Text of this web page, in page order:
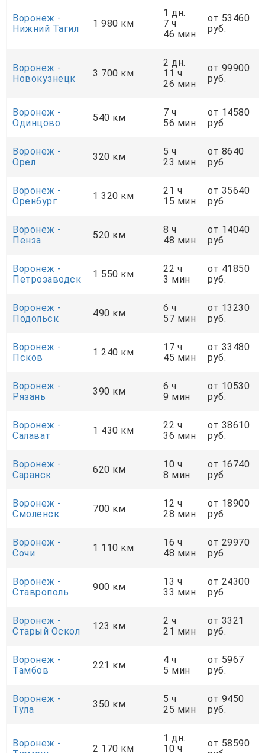
Воронеж -
Нижний Тагил
1 980 км
1 дн.
7 ч
46 мин
от 53460
руб.
Воронеж -
Новокузнецк
3 700 км
2 дн.
11 ч
26 мин
от 99900
руб.
Воронеж -
Одинцово
540 км
7 ч
56 мин
от 14580
руб.
Воронеж -
Орел
320 км
5 ч
23 мин
от 8640
руб.
Воронеж -
Оренбург
1 320 км
21 ч
15 мин
от 35640
руб.
Воронеж -
Пенза
520 км
8 ч
48 мин
от 14040
руб.
Воронеж -
Петрозаводск
1 550 км
22 ч
3 мин
от 41850
руб.
Воронеж -
Подольск
490 км
6 ч
57 мин
от 13230
руб.
Воронеж -
Псков
1 240 км
17 ч
45 мин
от 33480
руб.
Воронеж -
Рязань
390 км
6 ч
9 мин
от 10530
руб.
Воронеж -
Салават
1 430 км
22 ч
36 мин
от 38610
руб.
Воронеж -
Саранск
620 км
10 ч
8 мин
от 16740
руб.
Воронеж -
Смоленск
700 км
12 ч
28 мин
от 18900
руб.
Воронеж -
Сочи
1 110 км
16 ч
48 мин
от 29970
руб.
Воронеж -
Ставрополь
900 км
13 ч
33 мин
от 24300
руб.
Воронеж -
Старый Оскол
123 км
2 ч
21 мин
от 3321
руб.
Воронеж -
Тамбов
221 км
4 ч
5 мин
от 5967
руб.
Воронеж -
Тула
350 км
5 ч
25 мин
от 9450
руб.
Воронеж -
2 170 км
1 дн.
10 ч
от 58590